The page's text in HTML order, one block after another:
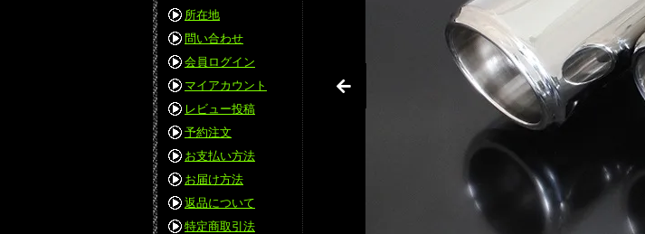
所在地
問い合わせ
会員ログイン
マイアカウント
レビュー投稿
予約注文
お支払い方法
お届け方法
返品について
特定商取引法